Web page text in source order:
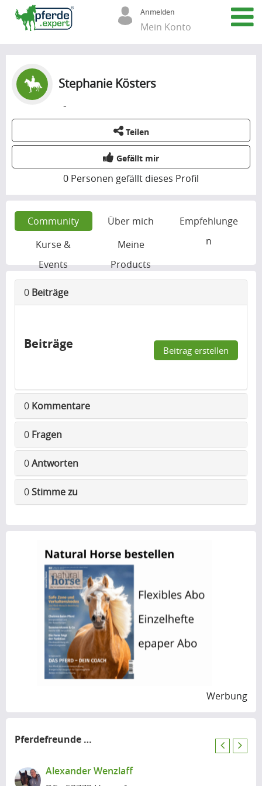
Anmelden
Mein Konto
Stephanie Kösters
-
Teilen
Gefällt mir
0 Personen gefällt dieses Profil
Community Über mich
Empfehlunge
n
Kurse &
Events
Meine
Products
0 Beiträge
Beiträge Beitrag erstellen
0 Kommentare
0 Fragen
0Antworten
0Stimme zu
Werbung
Pferdefreunde
in der Nähe
Alexander Wenzlaff
P
N